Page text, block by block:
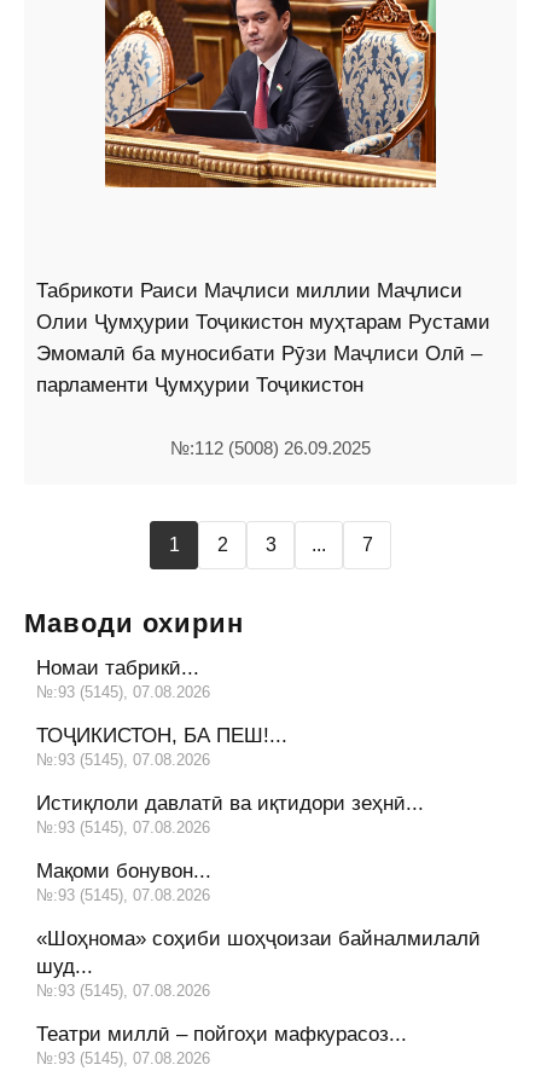
Табрикоти Раиси Маҷлиси миллии Маҷлиси
Олии Ҷумҳурии Тоҷикистон муҳтарам Рустами
Эмомалӣ ба муносибати Рӯзи Маҷлиси Олӣ –
парламенти Ҷумҳурии Тоҷикистон
№:112 (5008) 26.09.2025
1 2 3 ... 7
Маводи охирин
Номаи табрикӣ...
№:93 (5145), 07.08.2026
ТОҶИКИСТОН, БА ПЕШ!...
№:93 (5145), 07.08.2026
Истиқлоли давлатӣ ва иқтидори зеҳнӣ...
№:93 (5145), 07.08.2026
Мақоми бонувон...
№:93 (5145), 07.08.2026
«Шоҳнома» соҳиби шоҳҷоизаи байналмилалӣ
шуд...
№:93 (5145), 07.08.2026
Театри миллӣ – пойгоҳи мафкурасоз...
№:93 (5145), 07.08.2026